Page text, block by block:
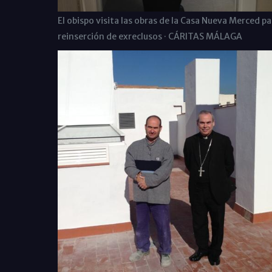
El obispo visita las obras de la Casa Nueva Merced
reinserción de exreclusos · CÁRITAS MÁLAGA